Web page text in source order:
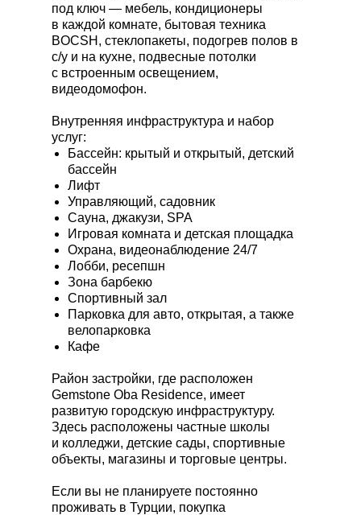
под ключ — мебель, кондиционеры
в каждой комнате, бытовая техника
BOCSH, стеклопакеты, подогрев полов в
с/у и на кухне, подвесные потолки
с встроенным освещением,
видеодомофон.
Внутренняя инфраструктура и набор
услуг:
Бассейн: крытый и открытый, детский
бассейн
Лифт
Управляющий, садовник
Сауна, джакузи, SPA
Игровая комната и детская площадка
Охрана, видеонаблюдение 24/7
Лобби, ресепшн
Зона барбекю
Спортивный зал
Парковка для авто, открытая, а также
велопарковка
Кафе
Район застройки, где расположен
Gemstone Oba Residence, имеет
развитую городскую инфраструктуру.
Здесь расположены частные школы
и колледжи, детские сады, спортивные
объекты, магазины и торговые центры.
Если вы не планируете постоянно
проживать в Турции, покупка